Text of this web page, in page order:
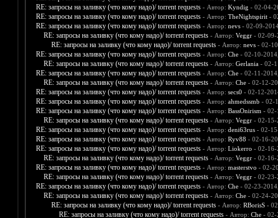
RE: запросы на заливку (что кому надо)/ torrent requests - Автор: Kyndig - 02-04-
RE: запросы на заливку (что кому надо)/ torrent requests - Автор: TheNightspirit-
RE: запросы на заливку (что кому надо)/ torrent requests - Автор: nevs- 02-09-
RE: запросы на заливку (что кому надо)/ torrent requests - Автор: Veggr- 02-09-
RE: запросы на заливку (что кому надо)/ torrent requests - Автор: nevs- 02-
RE: запросы на заливку (что кому надо)/ torrent requests - Автор: Che- 02-10-
RE: запросы на заливку (что кому надо)/ torrent requests - Автор: Gerlania- 02-
RE: запросы на заливку (что кому надо)/ torrent requests - Автор: Che- 02-11-
RE: запросы на заливку (что кому надо)/ torrent requests - Автор: Che- 02-12-
RE: запросы на заливку (что кому надо)/ torrent requests - Автор: secs0 - 02-12-
RE: запросы на заливку (что кому надо)/ torrent requests - Автор: ahmedssmb - 02-
RE: запросы на заливку (что кому надо)/ torrent requests - Автор: BassOnirism - 02-
RE: запросы на заливку (что кому надо)/ torrent requests - Автор: Veggr- 02-15-
RE: запросы на заливку (что кому надо)/ torrent requests - Автор: deni63rus- 02-
RE: запросы на заливку (что кому надо)/ torrent requests - Автор: Ryv88 - 02-16-
RE: запросы на заливку (что кому надо)/ torrent requests - Автор: Liokerro - 02-16-
RE: запросы на заливку (что кому надо)/ torrent requests - Автор: Veggr- 02-16-
RE: запросы на заливку (что кому надо)/ torrent requests - Автор: masterstvo - 02-
RE: запросы на заливку (что кому надо)/ torrent requests - Автор: Veggr- 02-23-
RE: запросы на заливку (что кому надо)/ torrent requests - Автор: Che- 02-23-
RE: запросы на заливку (что кому надо)/ torrent requests - Автор: Che- 02-24-
RE: запросы на заливку (что кому надо)/ torrent requests - Автор: RBorisS-
RE: запросы на заливку (что кому надо)/ torrent requests - Автор: Che- 02-